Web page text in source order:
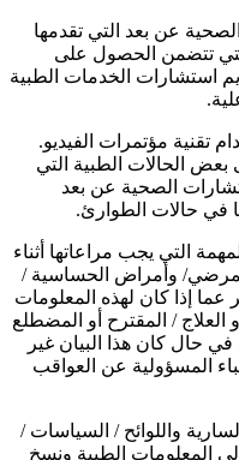
عن بعد التي تقدمها
تتضمن الحصول على
استشارات الخدمات الطبية
تقنية مؤتمرات الفيديو.
الحالات الطبية التي
الصحية عن بعد
في حالات الطوارئ.
التي يجب مراعاتها أثناء
المرضي/ وأمراض الحساسية /
إذا كان لهذه المعلومات
العلاج / المقترح أو المضطلع
حال كان هذا البيان غير
المسؤولية عن العواقب
واللوائح / السياسات /
المعلومات الطبية ونسخ